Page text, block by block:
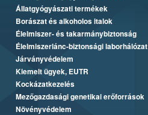
Állatgyógyászati termékek
Borászat és alkoholos italok
Élelmiszer- és takarmánybiztonság
Élelmiszerlánc-biztonsági laborhálózat
Járványvédelem
Kiemelt ügyek, EUTR
Kockázatkezelés
Mezőgazdasági genetikai erőforrások
Növényvédelem